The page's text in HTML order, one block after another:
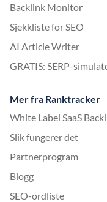
Backlink Monitor
Sjekkliste for SEO
AI Article Writer
GRATIS: SERP-
Mer fra Ranktracker
White Label SaaS
Slik fungerer det
Partnerprogram
Blogg
SEO-ordliste